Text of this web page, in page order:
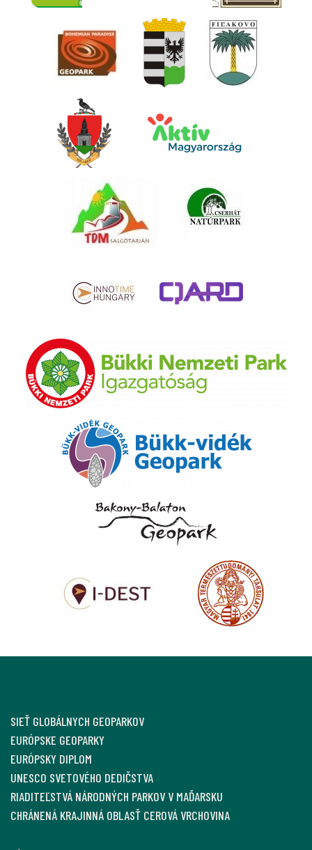
SIEŤ GLOBÁLNYCH GEOPARKOV
EURÓPSKE GEOPARKY
EURÓPSKY DIPLOM
UNESCO SVETOVÉHO DEDIČSTVA
RIADITEĽSTVÁ NÁRODNÝCH PARKOV V MAĎARSKU
CHRÁNENÁ KRAJINNÁ OBLASŤ CEROVÁ VRCHOVINA